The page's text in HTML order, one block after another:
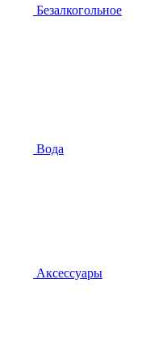
Безалкогольное
Вода
Аксессуары